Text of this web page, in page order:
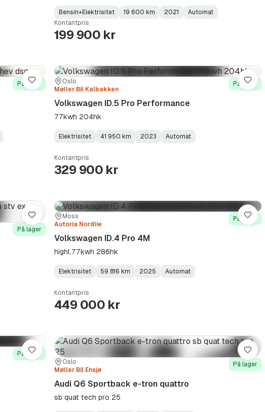
Fuel
Type:
Bensin+Elektrisitet
Kilometerstand: 19 600 km
Model
Year:
2021
Gearbox
Type:
Automat
Kontantpris
199 900 kr
På lager
Lagre Sted:
Oslo
Forhandler:
Møller Bil Kalbakken
På lager
Volkswagen ID.5 Pro Performance
77kwh 204hk
Fuel
Elektrisitet
Kilometerstand:
41 950 km
Model
2023
Gearbox
Automat
Kontantpris
329 900 kr
Lagre
På lager
Lagre Sted:
Moss
Forhandler:
Autoria Nordlie
På lager
Volkswagen ID.4 Pro 4M
highl.77kwh 286hk
Fuel
Elektrisitet
Kilometerstand:
59 816 km
Model
2025
Gearbox
Automat
Kontantpris
449 000 kr
Lagre
På lager
Lagre
Sted:
Oslo
Forhandler:
Møller Bil Ensjø
På lager
Audi Q6 Sportback e-tron quattro
sb quat tech pro 25
Lagre